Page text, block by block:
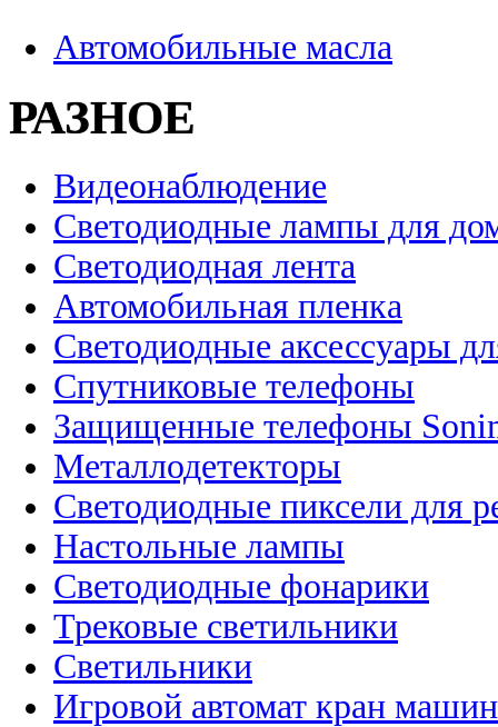
Автомобильные масла
РАЗНОЕ
Видеонаблюдение
Светодиодные лампы для
Светодиодная лента
Автомобильная пленка
Светодиодные аксессуары
Спутниковые телефоны
Защищенные телефоны
Металлодетекторы
Светодиодные пиксели для
Настольные лампы
Светодиодные фонарики
Трековые светильники
Светильники
Игровой автомат кран